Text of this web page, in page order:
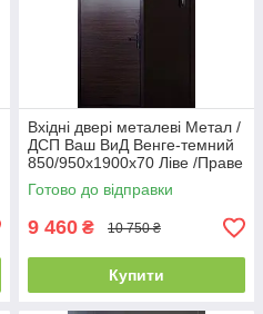
Вхідні двері металеві Метал /
ДСП Ваш ВиД Венге-темний
850/950х1900х70 Ліве /Праве
Готово до відправки
9 460 ₴ 10 750 ₴
Купити